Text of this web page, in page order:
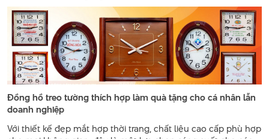
Đồng hồ treo tường thích hợp làm quà tặng cho cá nhân lẫn
doanh nghiệp
Với thiết kế đẹp mắt hợp thời trang, chất liệu cao cấp phù hợp